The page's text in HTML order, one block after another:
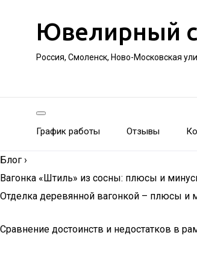
Ювелирный
Россия, Смоленск, Ново-Московская
График работы Отзывы
Блог ›
Вагонка «Штиль» из сосны: плюсы и
Отделка деревянной вагонкой – плюсы и
Сравнение достоинств и недостатков в